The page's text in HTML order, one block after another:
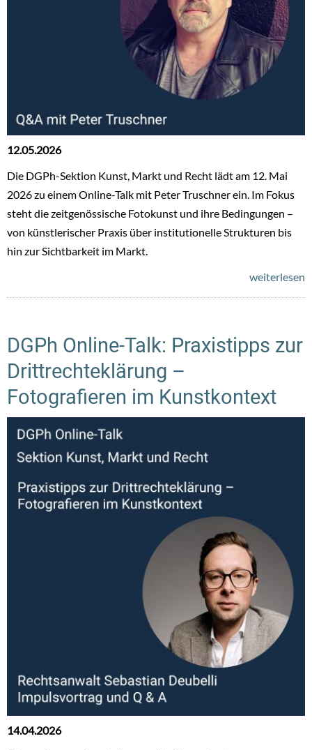
12.05.2026
Die DGPh-Sektion Kunst, Markt und Recht lädt am 12. Mai
2026 zu einem Online-Talk mit Peter Truschner ein. Im Fokus
steht die zeitgenössische Fotokunst und ihre Bedingungen –
von künstlerischer Praxis über institutionelle Strukturen bis
hin zur Sichtbarkeit im Markt.
weiterlesen
DGPh Online-Talk: Praxistipps zur
Drittrechteklärung –
Fotografieren im Kunstkontext
14.04.2026